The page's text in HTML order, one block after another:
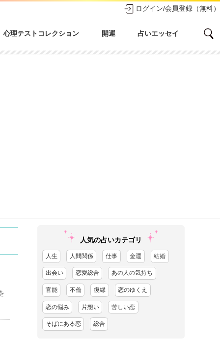
ログイン/会員登録（無料）
心理テストコレクション 開運 占いエッセイ
人気の占いカテゴリ
人生 人間関係 仕事 金運 結婚
出会い 恋愛総合 あの人の気持ち
官能 不倫 復縁 恋のゆくえ
恋の悩み 片想い 苦しい恋
そばにある恋 総合